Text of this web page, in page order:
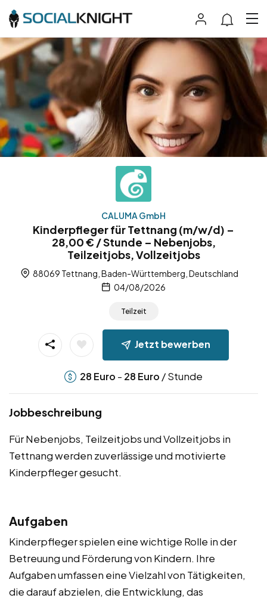
CALUMA GmbH
Kinderpfleger für Tettnang (m/w/d) –
28,00 € / Stunde – Nebenjobs,
Teilzeitjobs, Vollzeitjobs
88069 Tettnang, Baden-Württemberg, Deutschland
04/08/2026
Teilzeit
Jetzt bewerben
28 Euro - 28 Euro / Stunde
Jobbeschreibung
Für Nebenjobs, Teilzeitjobs und Vollzeitjobs in
Tettnang werden zuverlässige und motivierte
Kinderpfleger gesucht.
Aufgaben
Kinderpfleger spielen eine wichtige Rolle in der
Betreuung und Förderung von Kindern. Ihre
Aufgaben umfassen eine Vielzahl von Tätigkeiten,
die darauf abzielen, die Entwicklung, das